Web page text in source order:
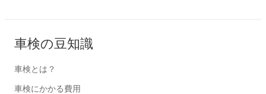
車検の豆知識
車検とは？
車検にかかる費用